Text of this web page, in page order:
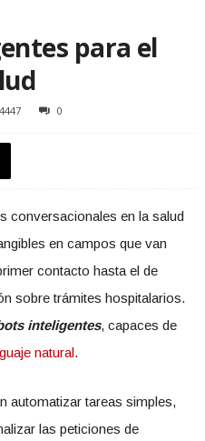
para el
4447 0
conversacionales en la salud
en campos que van
contacto hasta el de
sobre trámites hospitalarios.
inteligentes, capaces de
natural.
automatizar tareas simples,
las peticiones de